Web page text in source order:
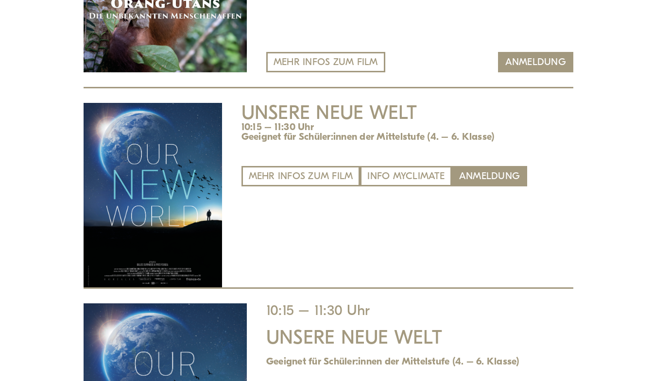
MEHR INFOS ZUM FILM ANMELDUNG
UNSERE NEUE WELT
10:15 – 11:30 Uhr
Geeignet für Schüler:innen der Mittelstufe (4. – 6. Klasse)
MEHR INFOS ZUM FILM INFO MYCLIMATE ANMELDUNG
10:15 – 11:30 Uhr
UNSERE NEUE WELT
Geeignet für Schüler:innen der Mittelstufe (4. – 6. Klasse)